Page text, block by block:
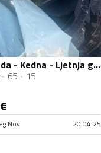
Kenda - Kedna - Ljetnja guma
65 15
Novi 20.04.25